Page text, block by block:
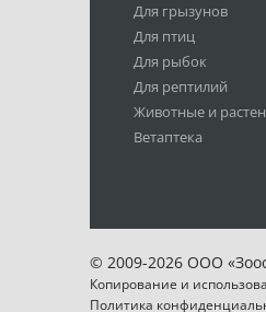
Для грызунов
Для птиц
Для рыбок
Для рептилий
Животные и
Ветаптека
© 2009-2026 ООО
Копирование и
Политика